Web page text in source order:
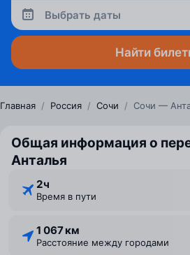
Выбрать даты
Найти
Главная / Россия / Сочи / Сочи —
Общая информация о
Анталья
2 ⁠ч
Время в пути
1 067 км
Расстояние между городами